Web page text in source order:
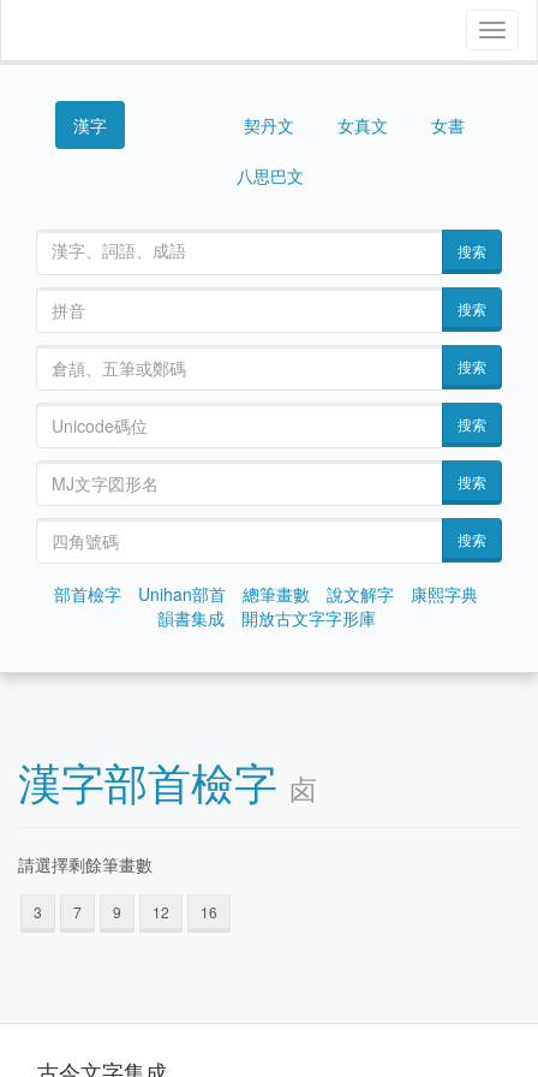
漢字 契丹文 女真文 女書
八思巴文
搜索
搜索
搜索
搜索
搜索
搜索
部首檢字 Unihan部首 總筆畫數 說文解字
康熙字典
韻書集成
開放古文字字形庫
漢字部首檢字 卤
請選擇剩餘筆畫數
3 7 9 12 16